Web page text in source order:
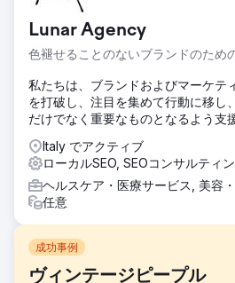
Lunar Agency
色褪せることのないブランドのため
私たちは、ブランドおよびマーケテ
を打破し、注目を集めて行動に移し
だけでなく重要なものとなるよう支
Italy でアクティブ
ローカルSEO, SEOコンサルティ
ヘルスケア・医療サービス, 美容
任意
成功事例
ヴィンテージピープル